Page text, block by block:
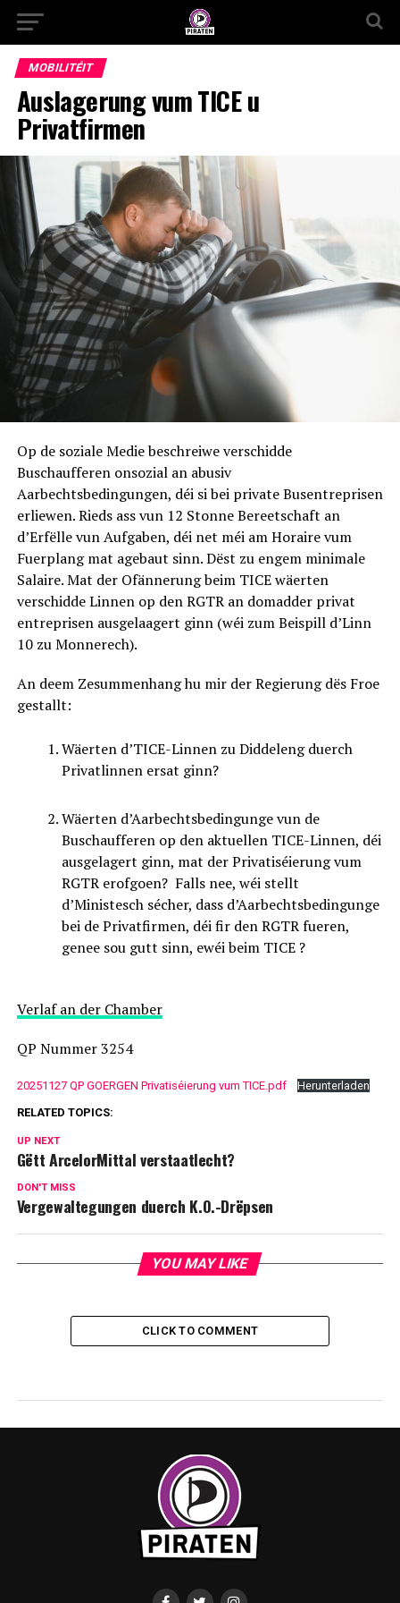
MOBILITÉIT
Auslagerung vum TICE u
Privatfirmen
Op de soziale Medie beschreiwe verschidde
Buschaufferen onsozial an abusiv
Aarbechtsbedingungen, déi si bei private Busentreprisen
erliewen. Rieds ass vun 12 Stonne Bereetschaft an
d’Erfëlle vun Aufgaben, déi net méi am Horaire vum
Fuerplang mat agebaut sinn. Dëst zu engem minimale
Salaire. Mat der Ofännerung beim TICE wäerten
verschidde Linnen op den RGTR an domadder privat
entreprisen ausgelaagert ginn (wéi zum Beispill d’Linn
10 zu Monnerech).
An deem Zesummenhang hu mir der Regierung dës Froe
gestallt:
Wäerten d’TICE-Linnen zu Diddeleng duerch
Privatlinnen ersat ginn?
Wäerten d’Aarbechtsbedingunge vun de
Buschaufferen op den aktuellen TICE-Linnen, déi
ausgelagert ginn, mat der Privatiséierung vum
RGTR erofgoen? Falls nee, wéi stellt
d’Ministesch sécher, dass d’Aarbechtsbedingunge
bei de Privatfirmen, déi fir den RGTR fueren,
genee sou gutt sinn, ewéi beim TICE ?
Verlaf an der Chamber
QP Nummer 3254
20251127 QP GOERGEN Privatiséierung vum TICE.pdf
Herunterladen
RELATED TOPICS:
UP NEXT
Gëtt ArcelorMittal verstaatlecht?
DON'T MISS
Vergewaltegungen duerch K.O.-Drëpsen
YOU MAY LIKE
CLICK TO COMMENT